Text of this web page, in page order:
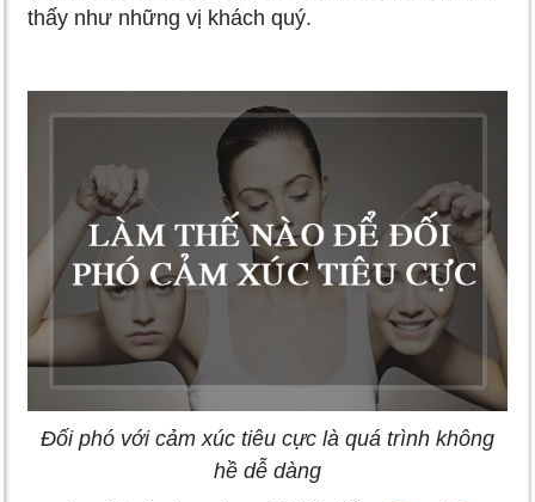
thấy như những vị khách quý.
Đối phó với cảm xúc tiêu cực là quá trình không
hề dễ dàng